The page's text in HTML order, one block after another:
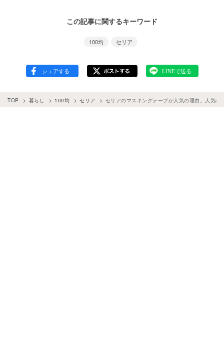
この記事に関するキーワード
100均 セリア
TOP 暮らし 100均 セリア セリアのマスキングテープが人気の理由。人気の